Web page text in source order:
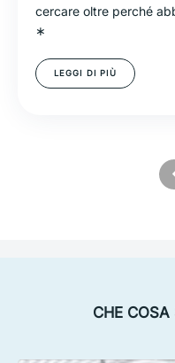
cercare oltre perché
∗
LEGGI DI PIÙ
CHE COSA